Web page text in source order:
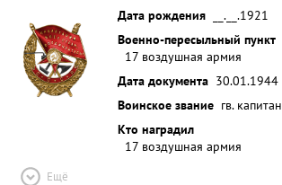
Дата рождения
__.__.1921
Военно-пересыльный пункт
17 воздушная армия
Дата документа 30.01.1944
Воинское звание гв. капитан
Кто наградил
17 воздушная армия
Ещё